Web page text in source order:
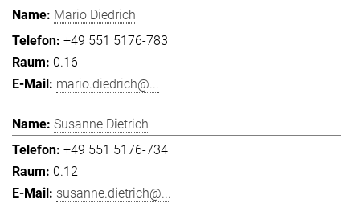
Mario Diedrich
+49 551 5176-783
0.16
mario.diedrich@...
Susanne Dietrich
+49 551 5176-734
0.12
susanne.dietrich@...